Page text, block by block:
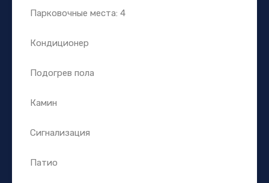
Парковочные места: 4
Кондиционер
Подогрев пола
Камин
Сигнализация
Патио